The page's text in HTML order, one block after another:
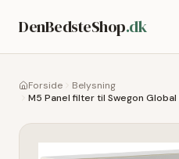
DenBedsteShop.dk
Forside
Belysning
M5 Panel filter til Swegon